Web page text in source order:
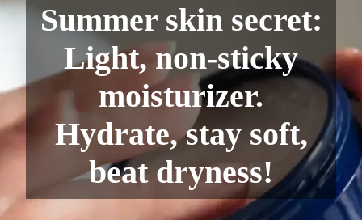
Summer skin secret:
Light, non-sticky
moisturizer.
Hydrate, stay soft,
beat dryness!